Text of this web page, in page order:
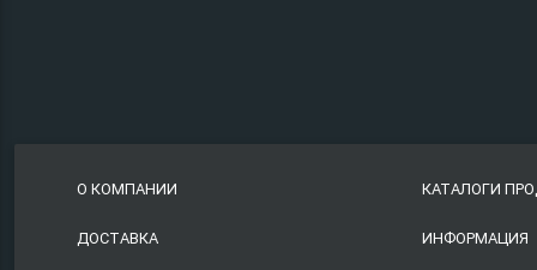
О КОМПАНИИ КАТАЛОГИ
ДОСТАВКА ИНФОРМАЦИЯ